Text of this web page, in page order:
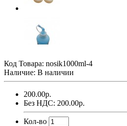
Код Товара: nosik1000ml-4
Наличие: В наличии
200.00р.
Без НДС: 200.00р.
Кол-во